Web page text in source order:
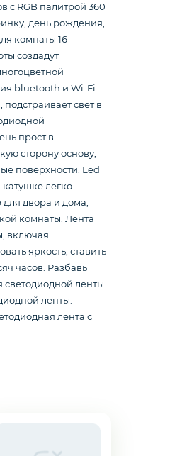
с RGB палитрой 360
день рождения,
комнаты 16
создадут
bluetooth и Wi-Fi
свет в
прост в
сторону основу,
поверхности. Led
легко
двора и дома,
комнаты. Лента
включая
яркость, ставить
часов. Разбавь
ленты.
ленты.
лента с